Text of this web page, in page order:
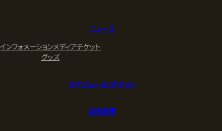
ニュース
インフォメーションメディアチケット
グッズ
スケジュール/チケット
試合結果